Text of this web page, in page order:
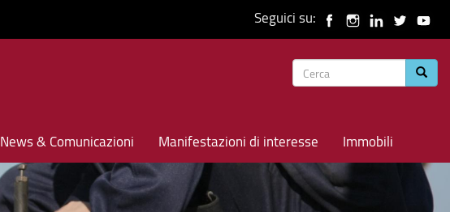
Seguici su:
Form
ricerca
News & Comunicazioni Manifestazioni di interesse Immobili